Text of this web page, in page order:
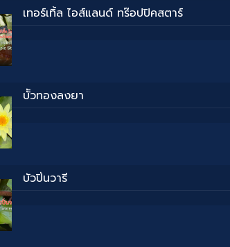
เทอร์เทิ้ล ไอส์แลนด์ ทร๊อปปิคสตาร์
บััวทองลงยา
บัวปิ่นวารี